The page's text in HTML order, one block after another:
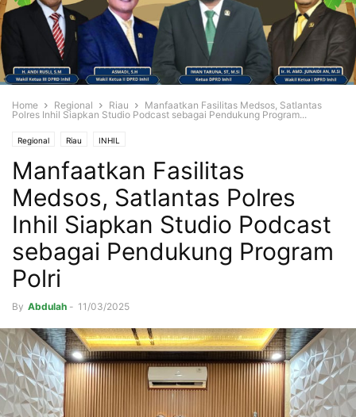
Home Regional Riau
Manfaatkan Fasilitas Medsos, Satlantas
Polres Inhil Siapkan Studio Podcast sebagai Pendukung Program...
Regional Riau INHIL
Manfaatkan Fasilitas
Medsos, Satlantas Polres
Inhil Siapkan Studio Podcast
sebagai Pendukung Program
Polri
By Abdulah - 11/03/2025